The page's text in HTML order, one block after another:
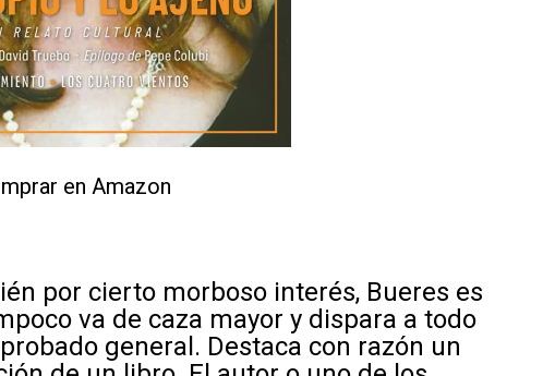
en Amazon
por cierto morboso interés, Bueres es
va de caza mayor y dispara a todo
general. Destaca con razón un